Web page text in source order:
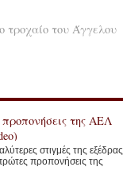
τροχαίο του Άγγελου
προπονήσεις της ΑΕΛ
στιγμές της εξέδρας
προπονήσεις της